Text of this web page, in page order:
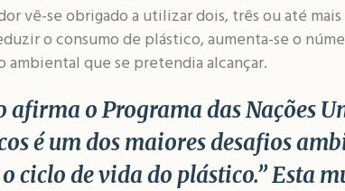
vê-se obrigado a utilizar dois, três ou até
o consumo de plástico, aumenta-se o
que se pretendia alcançar.
afirma o Programa das Nações
é um dos maiores desafios
ciclo de vida do plástico.”Esta